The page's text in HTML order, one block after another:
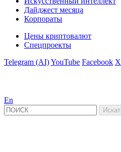
Дайджест месяца
Корпораты
Цены криптовалют
Спецпроекты
Telegram (AI)YouTube Facebook X
En